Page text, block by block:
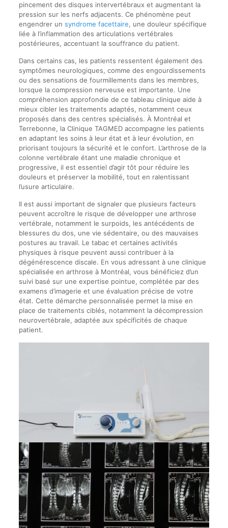
pincement des disques intervertébraux et augmentant la
pression sur les nerfs adjacents. Ce phénomène peut
engendrer un syndrome facettaire, une douleur spécifique
liée à l’inflammation des articulations vertébrales
postérieures, accentuant la souffrance du patient.
Dans certains cas, les patients ressentent également des
symptômes neurologiques, comme des engourdissements
ou des sensations de fourmillements dans les membres,
lorsque la compression nerveuse est importante. Une
compréhension approfondie de ce tableau clinique aide à
mieux cibler les traitements adaptés, notamment ceux
proposés dans des centres spécialisés. À Montréal et
Terrebonne, la Clinique TAGMED accompagne les patients
en adaptant les soins à leur état et à leur évolution, en
priorisant toujours la sécurité et le confort. L’arthrose de la
colonne vertébrale étant une maladie chronique et
progressive, il est essentiel d’agir tôt pour réduire les
douleurs et préserver la mobilité, tout en ralentissant
l’usure articulaire.
Il est aussi important de signaler que plusieurs facteurs
peuvent accroître le risque de développer une arthrose
vertébrale, notamment le surpoids, les antécédents de
blessures du dos, une vie sédentaire, ou des mauvaises
postures au travail. Le tabac et certaines activités
physiques à risque peuvent aussi contribuer à la
dégénérescence discale. En vous adressant à une clinique
spécialisée en arthrose à Montréal, vous bénéficiez d’un
suivi basé sur une expertise pointue, complétée par des
examens d’imagerie et une évaluation précise de votre
état. Cette démarche personnalisée permet la mise en
place de traitements ciblés, notamment la décompression
neurovertébrale, adaptée aux spécificités de chaque
patient.